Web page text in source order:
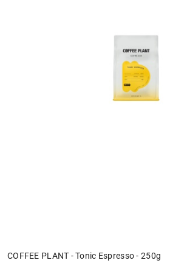
COFFEE PLANT - Tonic Espresso - 250g